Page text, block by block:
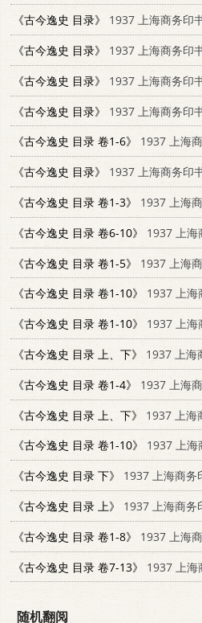
《古今逸史 目录》
1937 上海商务印
《古今逸史 目录》
1937 上海商务印
《古今逸史 目录》
1937 上海商务印
《古今逸史 目录》
1937 上海商务印
《古今逸史 目录 卷1-6》
1937 上海
《古今逸史 目录》
1937 上海商务印
《古今逸史 目录 卷1-3》
1937 上海
《古今逸史 目录 卷6-10》
1937 上海
《古今逸史 目录 卷1-5》
1937 上海
《古今逸史 目录 卷1-10》
1937 上海
《古今逸史 目录 卷1-10》
1937 上海
《古今逸史 目录 上、下》
1937 上海
《古今逸史 目录 卷1-4》
1937 上海
《古今逸史 目录 上、下》
1937 上海
《古今逸史 目录 卷1-10》
1937 上海
《古今逸史 目录 下》
1937 上海商务
《古今逸史 目录 上》
1937 上海商务
《古今逸史 目录 卷1-8》
1937 上海
《古今逸史 目录 卷7-13》
1937 上海
随机翻阅